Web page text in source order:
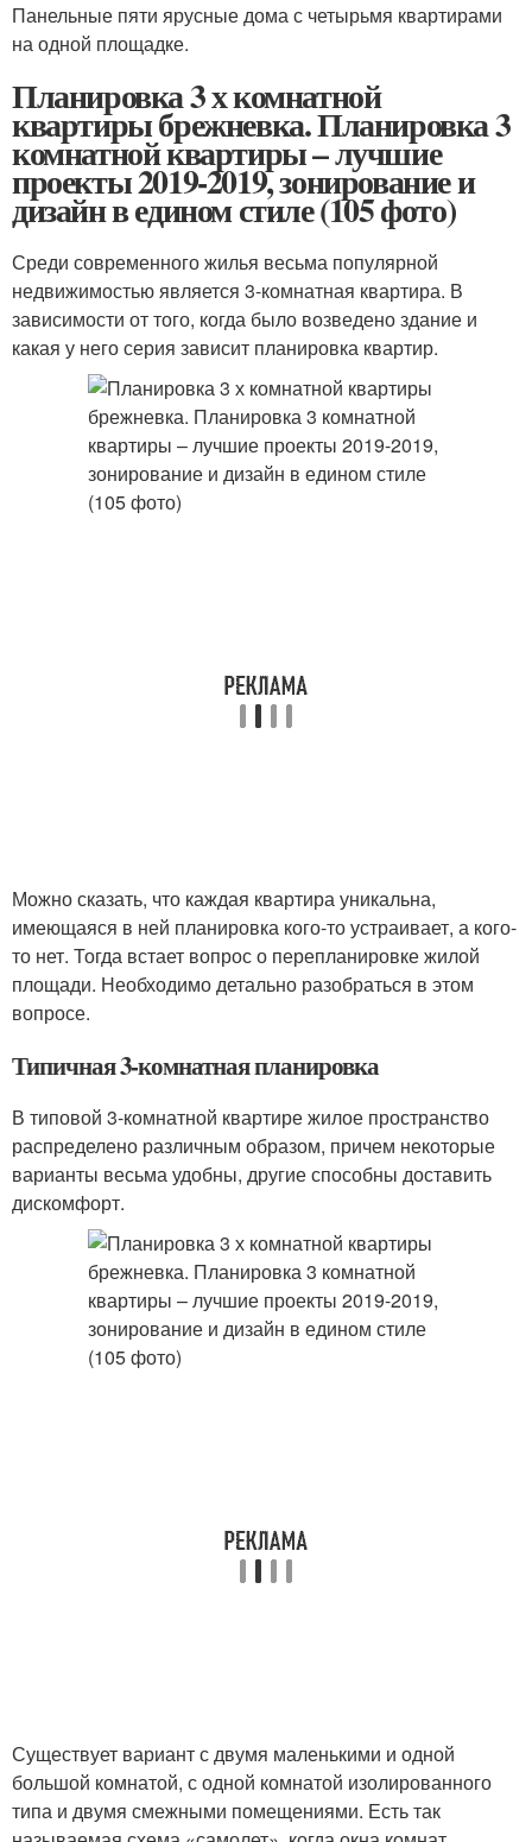
Панельные пяти ярусные дома с четырьмя квартирами
на одной площадке.
Планировка 3 х комнатной
квартиры брежневка. Планировка 3
комнатной квартиры – лучшие
проекты 2019-2019, зонирование и
дизайн в едином стиле (105 фото)
Среди современного жилья весьма популярной
недвижимостью является 3-комнатная квартира. В
зависимости от того, когда было возведено здание и
какая у него серия зависит планировка квартир.
Можно сказать, что каждая квартира уникальна,
имеющаяся в ней планировка кого-то устраивает, а кого-
то нет. Тогда встает вопрос о перепланировке жилой
площади. Необходимо детально разобраться в этом
вопросе.
Типичная 3-комнатная планировка
В типовой 3-комнатной квартире жилое пространство
распределено различным образом, причем некоторые
варианты весьма удобны, другие способны доставить
дискомфорт.
Существует вариант с двумя маленькими и одной
большой комнатой, с одной комнатой изолированного
типа и двумя смежными помещениями. Есть так